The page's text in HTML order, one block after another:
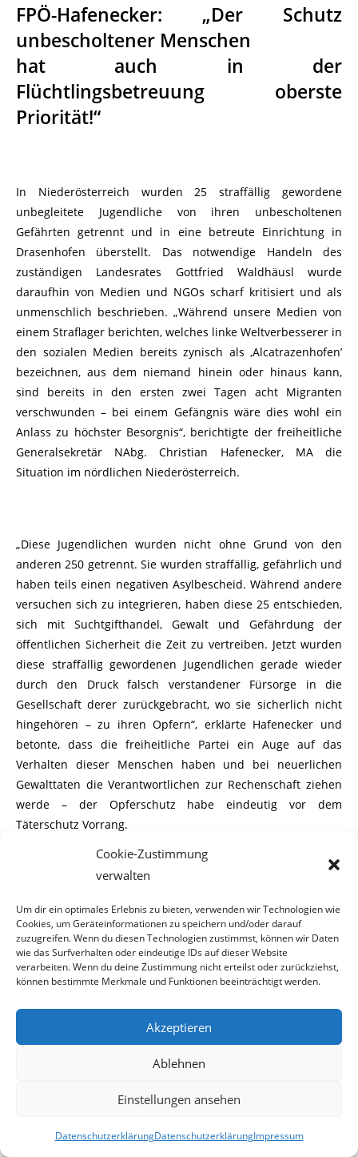
Cookie-Zustimmung
verwalten
Um dir ein optimales Erlebnis zu bieten, verwenden wir Technologien wie
Cookies, um Geräteinformationen zu speichern und/oder darauf
zuzugreifen. Wenn du diesen Technologien zustimmst, können wir Daten
wie das Surfverhalten oder eindeutige IDs auf dieser Website
verarbeiten. Wenn du deine Zustimmung nicht erteilst oder zurückziehst,
können bestimmte Merkmale und Funktionen beeinträchtigt werden.
Akzeptieren
Ablehnen
Einstellungen ansehen
DatenschutzerklärungDatenschutzerklärungImpressum
FPÖ-Hafenecker: „Der Schutz
unbescholtener Menschen
hat auch in der
Flüchtlingsbetreuung oberste
Priorität!“
In Niederösterreich wurden 25 straffällig gewordene
unbegleitete Jugendliche von ihren unbescholtenen
Gefährten getrennt und in eine betreute Einrichtung in
Drasenhofen überstellt. Das notwendige Handeln des
zuständigen Landesrates Gottfried Waldhäusl wurde
daraufhin von Medien und NGOs scharf kritisiert und als
unmenschlich beschrieben. „Während unsere Medien von
einem Straflager berichten, welches linke Weltverbesserer in
den sozialen Medien bereits zynisch als ‚Alcatrazenhofen’
bezeichnen, aus dem niemand hinein oder hinaus kann,
sind bereits in den ersten zwei Tagen acht Migranten
verschwunden – bei einem Gefängnis wäre dies wohl ein
Anlass zu höchster Besorgnis“, berichtigte der freiheitliche
Generalsekretär NAbg. Christian Hafenecker, MA die
Situation im nördlichen Niederösterreich.
„Diese Jugendlichen wurden nicht ohne Grund von den
anderen 250 getrennt. Sie wurden straffällig, gefährlich und
haben teils einen negativen Asylbescheid. Während andere
versuchen sich zu integrieren, haben diese 25 entschieden,
sich mit Suchtgifthandel, Gewalt und Gefährdung der
öffentlichen Sicherheit die Zeit zu vertreiben. Jetzt wurden
diese straffällig gewordenen Jugendlichen gerade wieder
durch den Druck falsch verstandener Fürsorge in die
Gesellschaft derer zurückgebracht, wo sie sicherlich nicht
hingehören – zu ihren Opfern“, erklärte Hafenecker und
betonte, dass die freiheitliche Partei ein Auge auf das
Verhalten dieser Menschen haben und bei neuerlichen
Gewalttaten die Verantwortlichen zur Rechenschaft ziehen
werde – der Opferschutz habe eindeutig vor dem
Täterschutz Vorrang.
redliche Migranten in unser Land gekommen sind. Die
aktuellen Statistiken zeichnen ein erschreckendes Bild an
steigender Ausländerkriminalität, bei der Einwanderer aus
Syrien und Afghanistan eine große Rolle spielen. Hier muss
unbescholtene Menschen haben und straffällig gewordene
von ihnen trennen – das kann nicht immer mit
‚Samthandschuhen’ passieren“, so der freiheitliche
Menschenrecht auf ein neues Bad und frischen Bodenbelag
Medien, NGOs und der sogenannten Zivilgesellschaft für